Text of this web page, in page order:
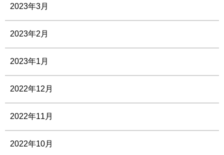
2023年3月
2023年2月
2023年1月
2022年12月
2022年11月
2022年10月